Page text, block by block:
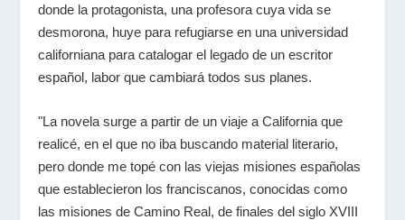
donde la protagonista, una profesora cuya vida se
desmorona, huye para refugiarse en una universidad
californiana para catalogar el legado de un escritor
español, labor que cambiará todos sus planes.
"La novela surge a partir de un viaje a California que
realicé, en el que no iba buscando material literario,
pero donde me topé con las viejas misiones españolas
que establecieron los franciscanos, conocidas como
las misiones de Camino Real, de finales del siglo XVIII